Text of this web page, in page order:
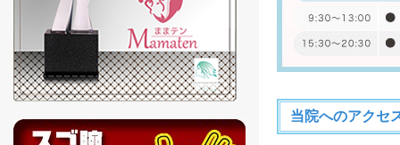
当院へのアクセ